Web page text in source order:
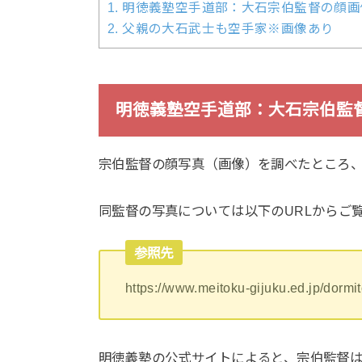
1. 明徳義塾空手道部：大石宗伯監督の顔
2. 父親の大石武士も空手家※画像あり
明徳義塾空手道部：大石宗伯監
宗伯監督の顔写真（画像）を調べたところ
同監督の写真については以下のURLからご
参照先
https://www.meitoku-gijuku.ed.jp/
明徳義塾の公式サイトによると、宗伯監督